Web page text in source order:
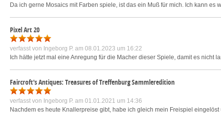
Da ich gerne Mosaics mit Farben spiele, ist das ein Muß für mich. Ich kann
Pixel Art 20
verfasst von Ingeborg P. am 08.01.2023 um 16:22
Ich hätte jetzt mal eine Anregung für die Macher dieser Spiele, damit es
Faircroft's Antiques: Treasures of Treffenburg Sammleredition
verfasst von Ingeborg P. am 01.01.2021 um 14:36
Nachdem es heute Knallerpreise gibt, habe ich gleich mein Freispiel